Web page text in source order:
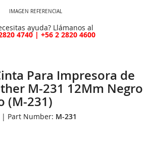
IMAGEN REFERENCIAL
ayuda? Llámanos al
4740 | +56 2 2820 4600
Para Impresora de
M-231 12Mm Negro
(M-231)
| Part Number: M-231